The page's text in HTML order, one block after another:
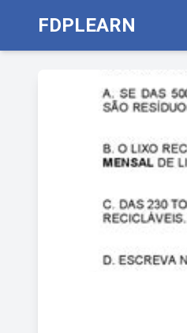
FDPLEARN